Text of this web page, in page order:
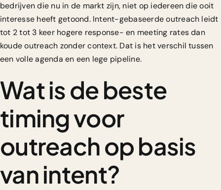
bedrijven die nu in de markt zijn, niet op iedereen die ooit
interesse heeft getoond. Intent-gebaseerde outreach leidt
tot 2 tot 3 keer hogere response- en meeting rates dan
koude outreach zonder context. Dat is het verschil tussen
een volle agenda en een lege pipeline.
Wat is de beste
timing voor
outreach op basis
van intent?